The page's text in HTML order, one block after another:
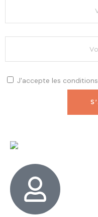
J'accepte les conditions